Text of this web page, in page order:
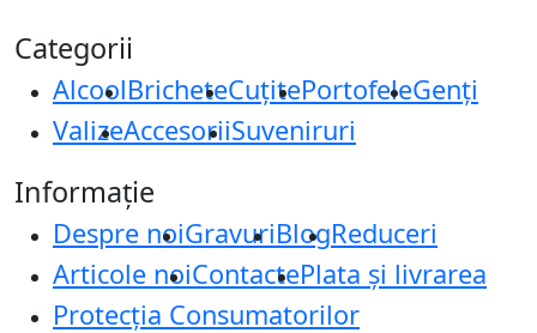
Categorii
AlcoolBricheteCuțitePortofeleGenți
ValizeAccesoriiSuveniruri
Informație
Despre noiGravuriBlogReduceri
Articole noiContactePlata și livrarea
Protecţia Consumatorilor